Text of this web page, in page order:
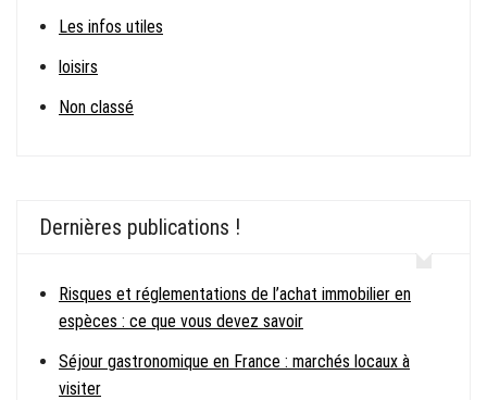
Les infos utiles
loisirs
Non classé
Dernières publications !
Risques et réglementations de l’achat immobilier en
espèces : ce que vous devez savoir
Séjour gastronomique en France : marchés locaux à
visiter